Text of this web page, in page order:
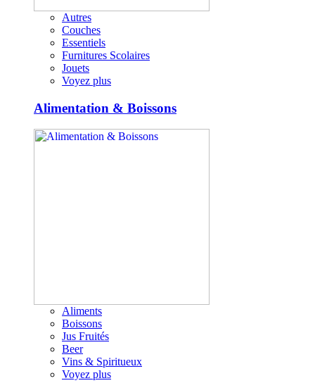
Autres
Couches
Essentiels
Furnitures Scolaires
Jouets
Voyez plus
Alimentation & Boissons
Aliments
Boissons
Jus Fruités
Beer
Vins & Spiritueux
Voyez plus